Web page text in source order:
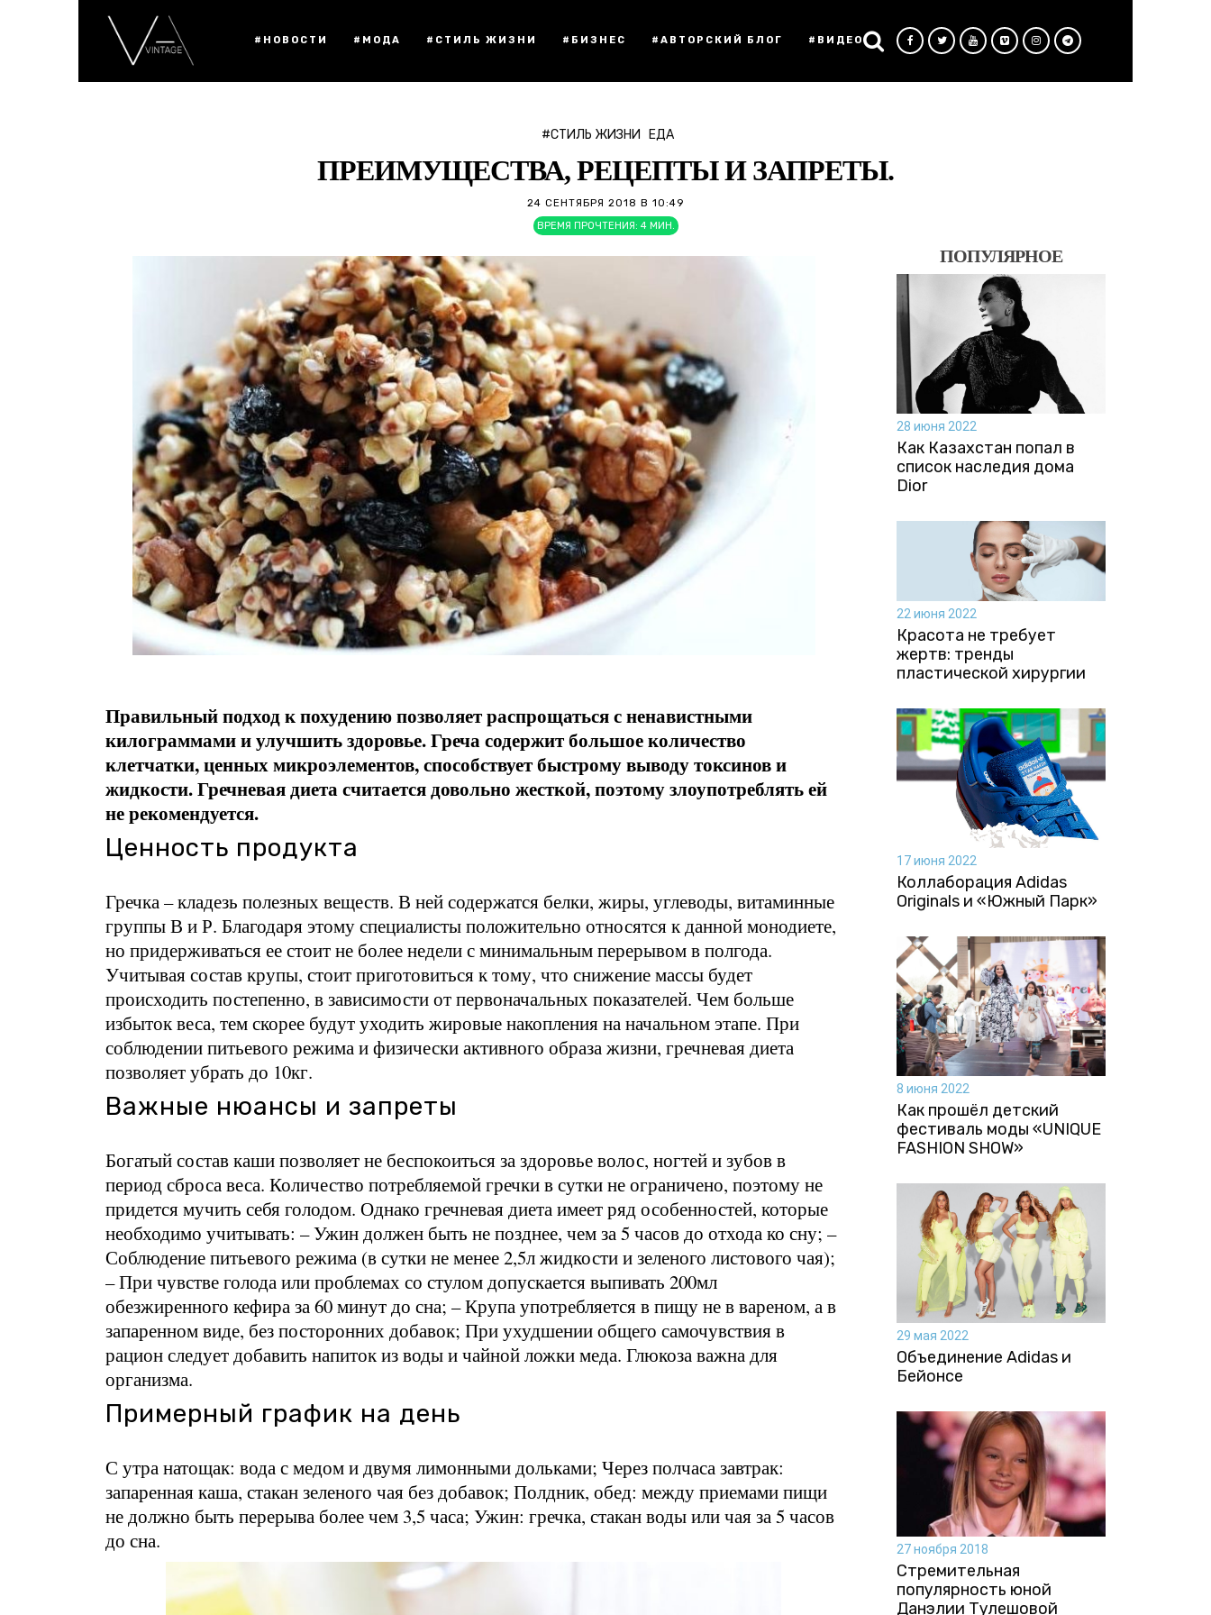
#НОВОСТИ #МОДА #СТИЛЬ ЖИЗНИ #БИЗНЕС #АВТОРСКИЙ БЛОГ #ВИДЕО
#СТИЛЬ ЖИЗНИ ЕДА
ПРЕИМУЩЕСТВА, РЕЦЕПТЫ И ЗАПРЕТЫ.
24 СЕНТЯБРЯ 2018 В 10:49
ВРЕМЯ ПРОЧТЕНИЯ: 4 МИН.
Правильный подход к похудению позволяет распрощаться с ненавистными
килограммами и улучшить здоровье. Греча содержит большое количество
клетчатки, ценных микроэлементов, способствует быстрому выводу токсинов и
жидкости. Гречневая диета считается довольно жесткой, поэтому злоупотреблять ей
не рекомендуется.
Ценность продукта
Гречка – кладезь полезных веществ. В ней содержатся белки, жиры, углеводы, витаминные
группы В и Р. Благодаря этому специалисты положительно относятся к данной монодиете,
но придерживаться ее стоит не более недели с минимальным перерывом в полгода.
Учитывая состав крупы, стоит приготовиться к тому, что снижение массы будет
происходить постепенно, в зависимости от первоначальных показателей. Чем больше
избыток веса, тем скорее будут уходить жировые накопления на начальном этапе. При
соблюдении питьевого режима и физически активного образа жизни, гречневая диета
позволяет убрать до 10кг.
Важные нюансы и запреты
Богатый состав каши позволяет не беспокоиться за здоровье волос, ногтей и зубов в
период сброса веса. Количество потребляемой гречки в сутки не ограничено, поэтому не
придется мучить себя голодом. Однако гречневая диета имеет ряд особенностей, которые
необходимо учитывать: – Ужин должен быть не позднее, чем за 5 часов до отхода ко сну; –
Соблюдение питьевого режима (в сутки не менее 2,5л жидкости и зеленого листового чая);
– При чувстве голода или проблемах со стулом допускается выпивать 200мл
обезжиренного кефира за 60 минут до сна; – Крупа употребляется в пищу не в вареном, а в
запаренном виде, без посторонних добавок; При ухудшении общего самочувствия в
рацион следует добавить напиток из воды и чайной ложки меда. Глюкоза важна для
организма.
Примерный график на день
С утра натощак: вода с медом и двумя лимонными дольками; Через полчаса завтрак:
запаренная каша, стакан зеленого чая без добавок; Полдник, обед: между приемами пищи
не должно быть перерыва более чем 3,5 часа; Ужин: гречка, стакан воды или чая за 5 часов
до сна.
ПОПУЛЯРНОЕ
28 июня 2022
Как Казахстан попал в
список наследия дома
Dior
22 июня 2022
Красота не требует
жертв: тренды
пластической хирургии
17 июня 2022
Коллаборация Аdidas
Originals и «Южный Парк»
8 июня 2022
Как прошёл детский
фестиваль моды «UNIQUE
FASHION SHOW»
29 мая 2022
Объединение Adidas и
Бейонсе
27 ноября 2018
Стремительная
популярность юной
Данэлии Тулешовой